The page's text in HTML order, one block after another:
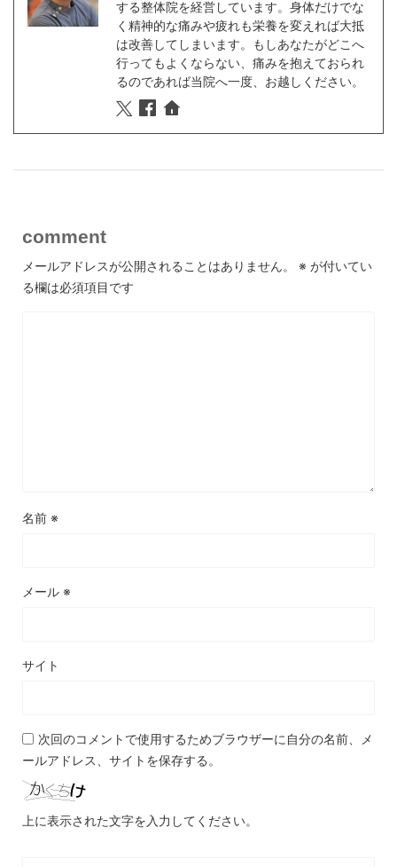
する整体院を経営しています。身体だけでな
く精神的な痛みや疲れも栄養を変えれば大抵
は改善してしまいます。もしあなたがどこへ
行ってもよくならない、痛みを抱えておられ
るのであれば当院へ一度、お越しください。
comment
メールアドレスが公開されることはありません。 ※ が付いてい
る欄は必須項目です
名前 ※
メール ※
サイト
次回のコメントで使用するためブラウザーに自分の名前、メ
ールアドレス、サイトを保存する。
上に表示された文字を入力してください。